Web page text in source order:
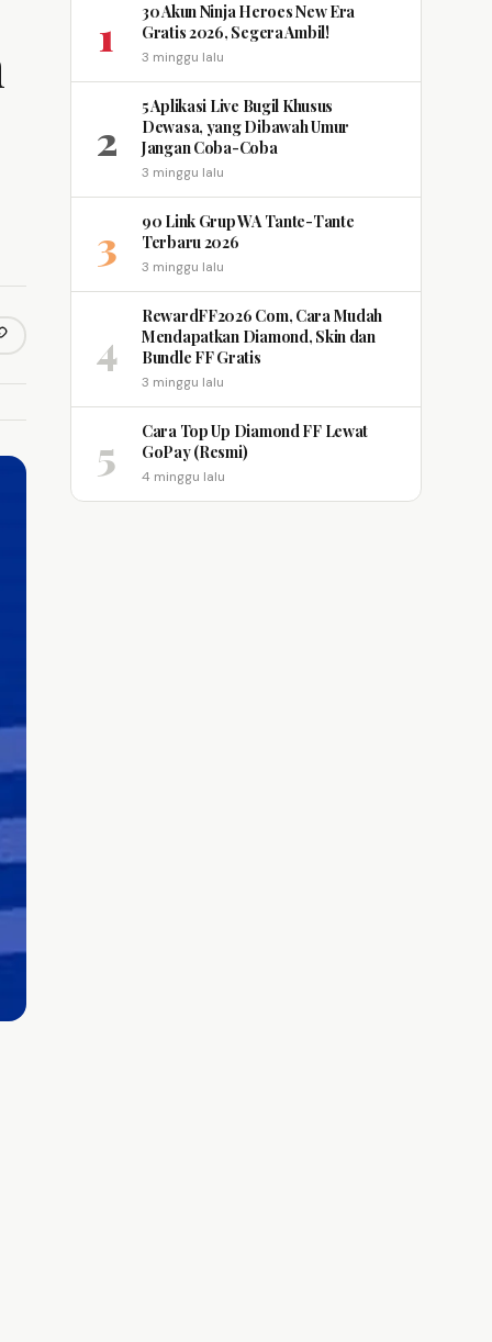
link
1
30 Akun Ninja Heroes New Era
Gratis 2026, Segera Ambil!
3 minggu lalu
2
5 Aplikasi Live Bugil Khusus
Dewasa, yang Dibawah Umur
Jangan Coba-Coba
3 minggu lalu
3
90 Link Grup WA Tante-Tante
Terbaru 2026
3 minggu lalu
4
RewardFF2026 Com, Cara Mudah
Mendapatkan Diamond, Skin dan
Bundle FF Gratis
3 minggu lalu
5
Cara Top Up Diamond FF Lewat
GoPay (Resmi)
4 minggu lalu